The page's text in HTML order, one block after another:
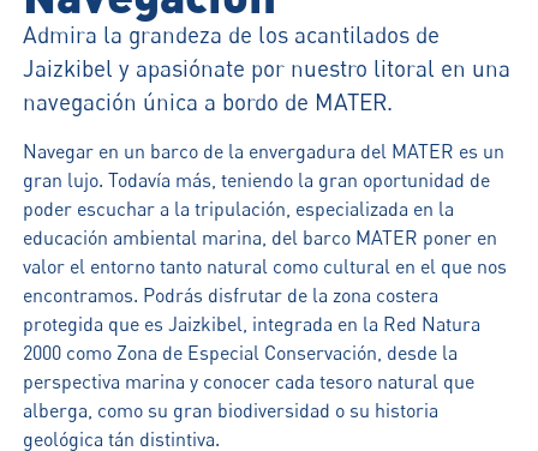
Admira la grandeza de los acantilados de
Jaizkibel y apasiónate por nuestro litoral en una
navegación única a bordo de MATER.
Navegar en un barco de la envergadura del MATER es un
gran lujo. Todavía más, teniendo la gran oportunidad de
poder escuchar a la tripulación, especializada en la
educación ambiental marina, del barco MATER poner en
valor el entorno tanto natural como cultural en el que nos
encontramos. Podrás disfrutar de la zona costera
protegida que es Jaizkibel, integrada en la Red Natura
2000 como Zona de Especial Conservación, desde la
perspectiva marina y conocer cada tesoro natural que
alberga, como su gran biodiversidad o su historia
geológica tán distintiva.